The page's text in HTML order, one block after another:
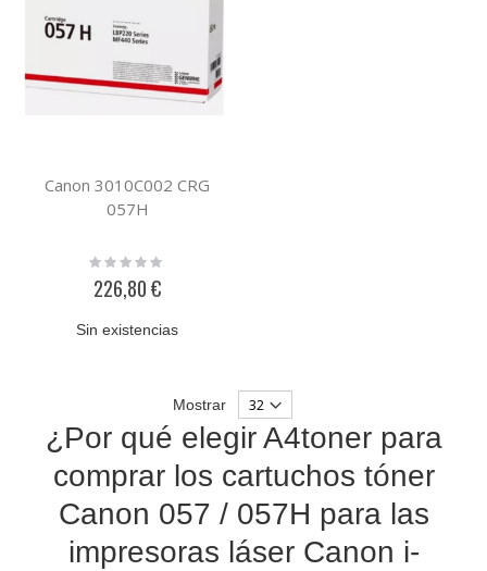
Canon 3010C002 CRG
057H
Rating:
226,80 €
Sin existencias
Mostrar
¿Por qué elegir A4toner para
comprar los cartuchos tóner
Canon 057 / 057H para las
impresoras láser Canon i-